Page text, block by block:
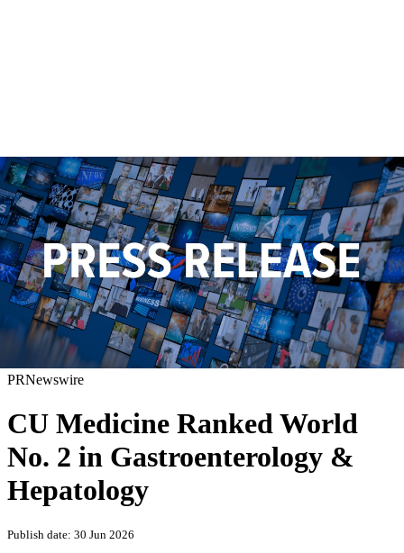
PRNewswire
CU Medicine Ranked World
No. 2 in Gastroenterology &
Hepatology
Publish date: 30 Jun 2026